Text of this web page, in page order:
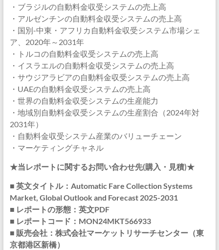
・ブラジルの自動料金収受システムの売上高
・アルゼンチンの自動料金収受システムの売上高
・国別-中東・アフリカ自動料金収受システム市場シェ
ア、2020年～2031年
・トルコの自動料金収受システムの売上高
・イスラエルの自動料金収受システムの売上高
・サウジアラビアの自動料金収受システムの売上高
・UAEの自動料金収受システムの売上高
・世界の自動料金収受システムの生産能力
・地域別自動料金収受システムの生産割合（2024年対
2031年）
・自動料金収受システム産業のバリューチェーン
・マーケティングチャネル
★当レポートに関するお問い合わせ先(購入・見積)★
■ 英文タイトル：Automatic Fare Collection Systems
Market, Global Outlook and Forecast 2025-2031
■ レポートの形態：英文PDF
■ レポートコード：MON24MKT566933
■ 販売会社：株式会社マーケットリサーチセンター（東
京都港区新橋）